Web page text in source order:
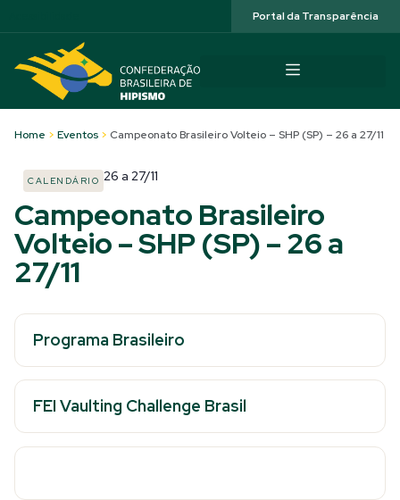
Portal da Transparência
Home > Eventos > Campeonato Brasileiro Volteio – SHP (SP) – 26 a 27/11
CALENDÁRIO 26 a 27/11
Campeonato Brasileiro
Volteio – SHP (SP) – 26 a
27/11
Programa Brasileiro
FEI Vaulting Challenge Brasil